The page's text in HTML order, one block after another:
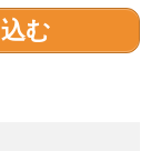
む